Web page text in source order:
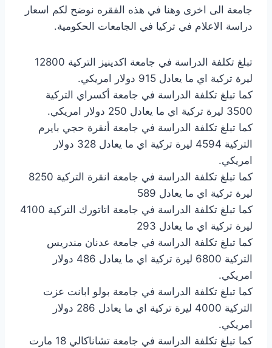
جامعة الى اخرى وهنا في هذه الفقره نوضح لكم اسعار
دراسة الاعلام في تركيا في الجامعات الحكومية.
تبلغ تكلفة الدراسة في جامعة اكدينيز التركية 12800
ليرة تركية اي ما يعادل 915 دولار امريكي.
كما تبلغ تكلفة الدراسة في جامعة أكسراي التركية
3500 ليرة تركية اي ما يعادل 250 دولار امريكي.
كما تبلغ تكلفة الدراسة في جامعة أنقرة حجي بايرم
التركية 4594 ليرة تركية اي ما يعادل 328 دولار
امريكي.
كما تبلغ تكلفة الدراسة في جامعة انقرة التركية 8250
ليرة تركية اي ما يعادل 589
كما تبلغ تكلفة الدراسة في جامعة اتاتورك التركية 4100
ليرة تركية اي ما يعادل 293
كما تبلغ تكلفة الدراسة في جامعة عدنان مندريس
التركية 6800 ليرة تركية اي ما يعادل 486 دولار
امريكي.
كما تبلغ تكلفة الدراسة في جامعة بولو ابانت عزت
التركية 4000 ليرة تركية اي ما يعادل 286 دولار
امريكي.
كما تبلغ تكلفة الدراسة في جامعة تشاناكالي 18 مارت